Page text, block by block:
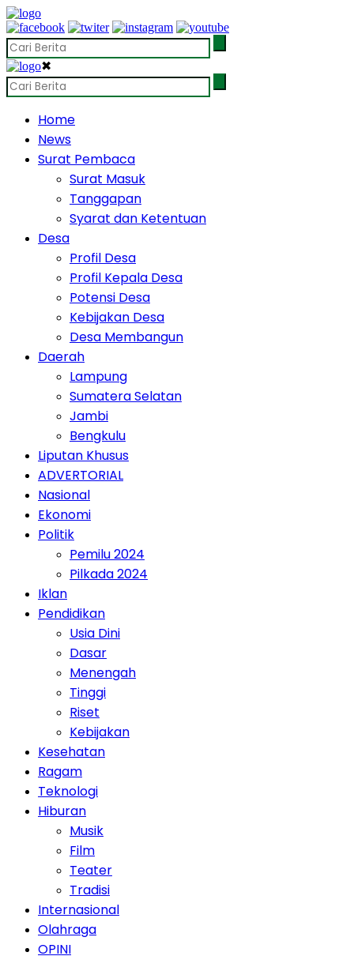
✖
Home
News
Surat Pembaca
Surat Masuk
Tanggapan
Syarat dan Ketentuan
Desa
Profil Desa
Profil Kepala Desa
Potensi Desa
Kebijakan Desa
Desa Membangun
Daerah
Lampung
Sumatera Selatan
Jambi
Bengkulu
Liputan Khusus
ADVERTORIAL
Nasional
Ekonomi
Politik
Pemilu 2024
Pilkada 2024
Iklan
Pendidikan
Usia Dini
Dasar
Menengah
Tinggi
Riset
Kebijakan
Kesehatan
Ragam
Teknologi
Hiburan
Musik
Film
Teater
Tradisi
Internasional
Olahraga
OPINI